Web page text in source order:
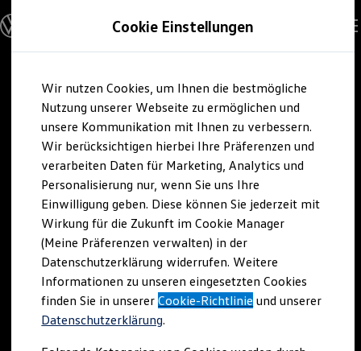
Hauptinhalt
springen
Footer
springen
Modelle & Konfigurator
Nutzfahrzeugkategorien entdecken
Modelle konfigurieren
Vorgängermodelle und Oldtimer
Vorgängermodelle
Oldtimer
Bulli Historie
Branchenlösungen & Gewerbekunden
Umbaulösungen und Hersteller finden
Auf- und Umbauten entdecken & konfigurieren
Groß- und Sonderkunden
Großkunden
Kommunen & Behörden
Journalisten
Sportvereine
Branchenlösungen
Bau & Handwerk
Gewerbliche Personenbeförderung
Service & mobile Werkstätten
Kurier, Logistik & Handel
Cookie Einstellungen
Wir nutzen Cookies, um Ihnen die bestmögliche
Nutzung unserer Webseite zu ermöglichen und
unsere Kommunikation mit Ihnen zu verbessern.
Wir berücksichtigen hierbei Ihre Präferenzen und
verarbeiten Daten für Marketing, Analytics und
Personalisierung nur, wenn Sie uns Ihre
Einwilligung geben. Diese können Sie jederzeit mit
Wirkung für die Zukunft im Cookie Manager
(Meine Präferenzen verwalten) in der
Datenschutzerklärung widerrufen. Weitere
Informationen zu unseren eingesetzten Cookies
finden Sie in unsererCookie-Richtlinie und unserer
Datenschutzerklärung.